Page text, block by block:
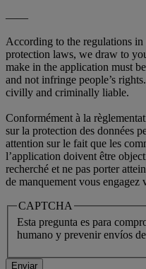
——
According to the regulations
protection laws, we draw to
make in the application must
and not infringe people’s
civilly and criminally liable.
Conformément à la
sur la protection des données
attention sur le fait que les
l’application doivent être
recherché et ne pas porter
de manquement vous
CAPTCHA
Esta pregunta es para
humano y prevenir envíos